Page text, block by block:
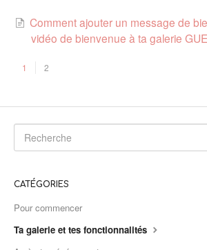
Comment ajouter un message de
vidéo de bienvenue à ta galerie
1 2
CATÉGORIES
Pour commencer
Ta galerie et tes fonctionnalités